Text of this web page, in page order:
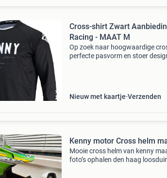
Cross-shirt Zwart
Racing - MAAT M
Op zoek naar hoogwaardige
perfecte pasvorm en stoer
Nieuw met kaartje Verzenden
Kenny motor Cross helm
Mooie cross helm van kenny
foto’s ophalen den haag